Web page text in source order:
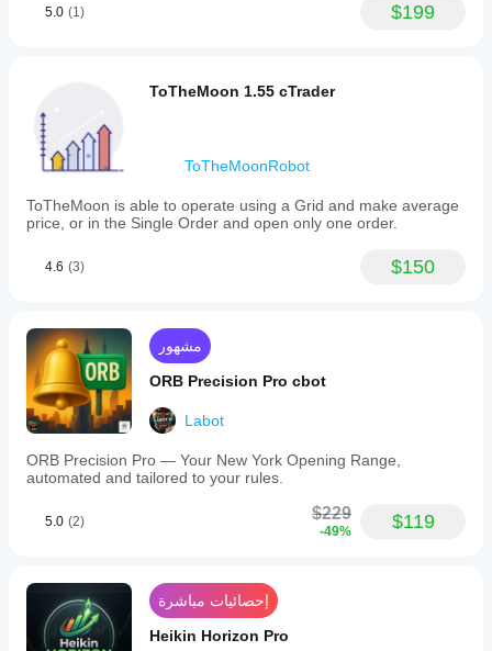
5.0 (1) $199
ToTheMoon 1.55 cTrader
ToTheMoonRobot
ToTheMoon is able to operate using a Grid and make average
price, or in the Single Order and open only one order.
4.6 (3) $150
مشهور
ORB Precision Pro cbot
Labot
ORB Precision Pro — Your New York Opening Range,
automated and tailored to your rules.
5.0 (2) $229
-49% $119
إحصائيات مباشرة
Heikin Horizon Pro